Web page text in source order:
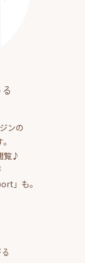
ンの
覧♪
」も。